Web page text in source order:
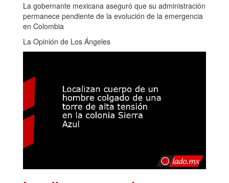
La gobernante mexicana aseguró que su administración
permanece pendiente de la evolución de la emergencia
en Colombia
La Opinión de Los Ángeles